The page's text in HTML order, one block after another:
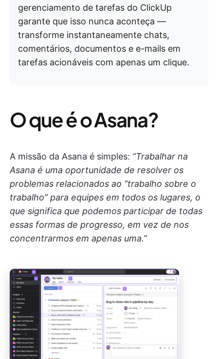
gerenciamento de tarefas do ClickUp
garante que isso nunca aconteça —
transforme instantaneamente chats,
comentários, documentos e e-mails em
tarefas acionáveis com apenas um clique.
O que é o Asana?
A missão da Asana é simples: “Trabalhar na
Asana é uma oportunidade de resolver os
problemas relacionados ao “trabalho sobre o
trabalho” para equipes em todos os lugares, o
que significa que podemos participar de todas
essas formas de progresso, em vez de nos
concentrarmos em apenas uma.”